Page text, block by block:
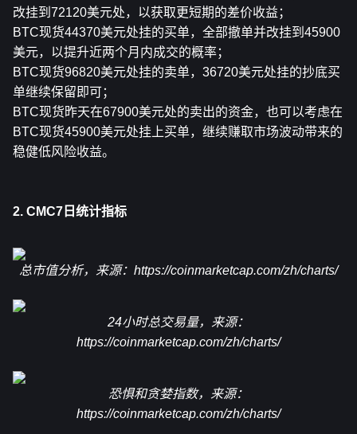
改挂到72120美元处，以获取更短期的差价收益；
BTC现货44370美元处挂的买单，全部撤单并改挂到45900
美元，以提升近两个月内成交的概率；
BTC现货96820美元处挂的卖单，36720美元处挂的抄底买
单继续保留即可；
BTC现货昨天在67900美元处的卖出的资金，也可以考虑在
BTC现货45900美元处挂上买单，继续赚取市场波动带来的
稳健低风险收益。
2. CMC7日统计指标
总市值分析，来源： https://coinmarketcap.com/zh/charts/
24小时总交易量，来源：
https://coinmarketcap.com/zh/charts/
恐惧和贪婪指数，来源：
https://coinmarketcap.com/zh/charts/